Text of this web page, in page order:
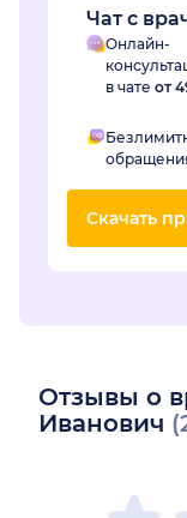
Чат с
Онлайн-
в чате от
Скачать
Отзывы о
Иванович